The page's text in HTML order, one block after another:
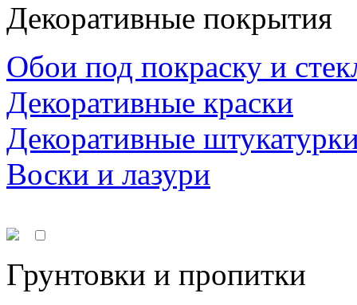
Декоративные покрытия
Обои под покраску и
Декоративные краски
Декоративные
Воски и лазури
Грунтовки и пропитки